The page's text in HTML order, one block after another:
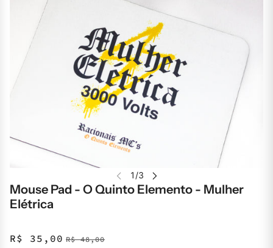
Mouse Pad - O Quinto Elemento - Mulher
Elétrica
R$ 35,00 R$ 48,00